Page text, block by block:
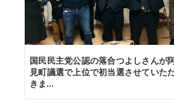
国民民主党公認の落合つよしさんが
見町議選で上位で初当選させていた
きま...